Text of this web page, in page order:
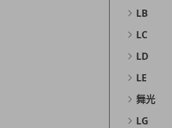
LB
LC
LD
LE
舞光
LG